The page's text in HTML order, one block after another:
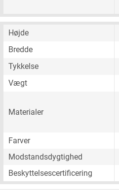
Højde
Bredde
Tykkelse
Vægt
Materialer
Farver
Modstandsdygtighed
Beskyttelsescertificering